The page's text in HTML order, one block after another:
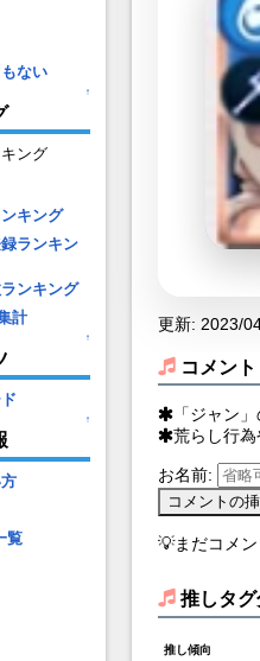
ない
↑
ング
キング
ランキン
ンキング
計
↑
↑
覧
更新: 2023/
コメント
「ジャン
荒らし行
お名前:
💡まだコメ
推しタ
推し傾向